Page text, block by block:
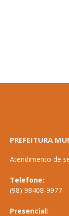
PREFEITURA
Atendimento de
Telefone:
(98) 98408-9977
Presencial: